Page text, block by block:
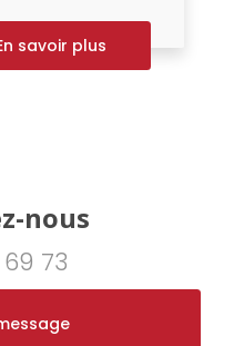
savoir plus
nous
73